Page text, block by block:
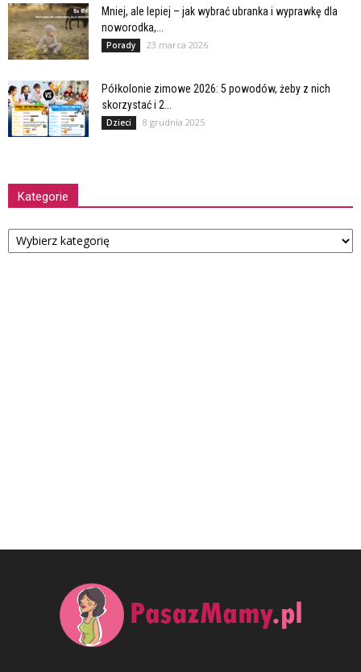
Mniej, ale lepiej – jak wybrać ubranka i wyprawkę dla
noworodka,...
Porady 23 marca 2026
Półkolonie zimowe 2026: 5 powodów, żeby z nich
skorzystać i 2...
Dzieci 8 grudnia 2025
Kategorie
Kategorie